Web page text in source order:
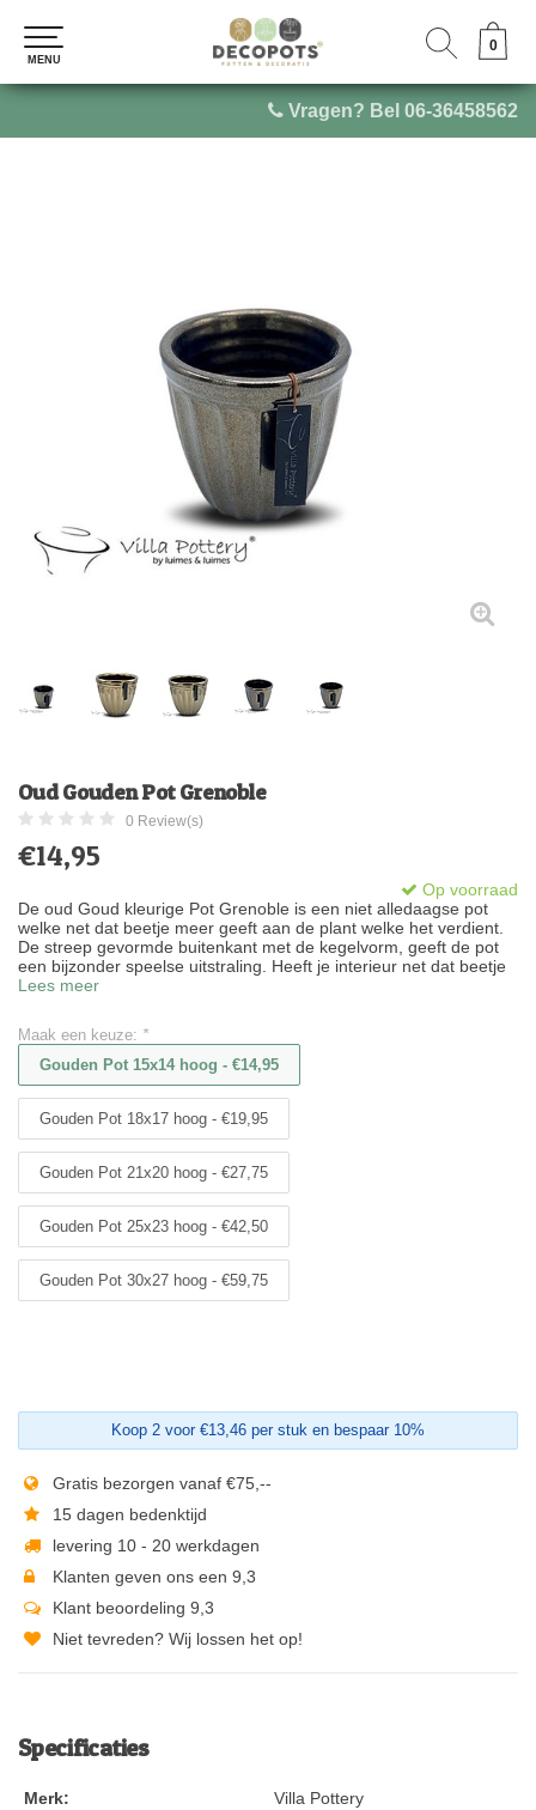
Vragen? Bel 06-36458562
0
MENU
0
MENU
Oud Gouden Pot Grenoble
0 Review(s)
€14,95
Op voorraad
De oud Goud kleurige Pot Grenoble is een niet alledaagse pot
welke net dat beetje meer geeft aan de plant welke het verdient.
De streep gevormde buitenkant met de kegelvorm, geeft de pot
een bijzonder speelse uitstraling. Heeft je interieur net dat beetje
Lees meer
Maak een keuze: *
Gouden Pot 15x14 hoog - €14,95
Gouden Pot 18x17 hoog - €19,95
Gouden Pot 21x20 hoog - €27,75
Gouden Pot 25x23 hoog - €42,50
Gouden Pot 30x27 hoog - €59,75
Koop 2 voor €13,46 per stuk en bespaar 10%
Gratis bezorgen vanaf €75,--
15 dagen bedenktijd
levering 10 - 20 werkdagen
Klanten geven ons een 9,3
Klant beoordeling 9,3
Niet tevreden? Wij lossen het op!
Specificaties
Merk:
Villa Pottery